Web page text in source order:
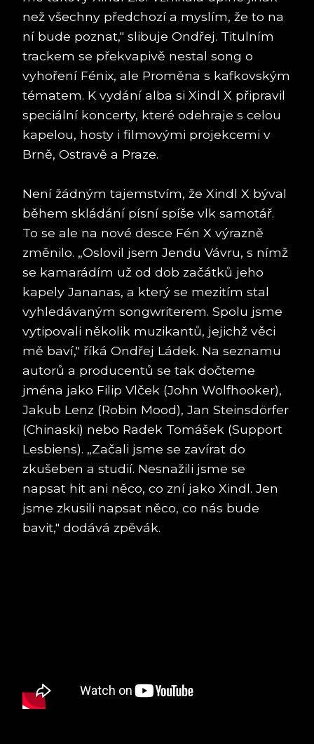
než všechny předchozí a myslím, že to na
ní bude poznat," slibuje Ondřej. Titulním
trackem se překvapivě nestal song o
vyhoření Fénix, ale Proměna s kafkovským
tématem. K vydání alba si Xindl X připravil
speciální koncerty, které odehraje s celou
kapelou, hosty i filmovými projekcemi v
Brně, Ostravě a Praze.
Není žádným tajemstvím, že Xindl X býval
během skládání písní spíše vlk samotář.
To se ale na nové desce Fén X výrazně
změnilo. „Oslovil jsem Jendu Vávru, s nímž
se kamarádím už od dob začátků jeho
kapely Jananas, a který se mezitím stal
vyhledávaným songwriterem. Spolu jsme
vytipovali několik muzikantů, jejichž věci
mě baví," říká Ondřej Ládek. Na seznamu
autorů a producentů se tak dočteme
jména jako Filip Vlček (John Wolfhooker),
Jakub Lenz (Robin Mood), Jan Steinsdörfer
(Chinaski) nebo Radek Tomášek (Support
Lesbiens). „Začali jsme se zavírat do
zkušeben a studií. Nesnažili jsme se
napsat hit ani něco, co zní jako Xindl. Jen
jsme zkusili napsat něco, co nás bude
bavit," dodává zpěvák.